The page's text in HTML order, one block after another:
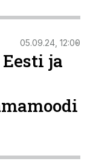
05.09.24, 12:00
ja